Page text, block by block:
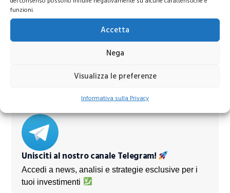
funzioni.
Accetta
Nega
Visualizza le preferenze
Informativa sulla Privacy
Unisciti al nostro canale Telegram!
Accedi a news, analisi e strategie esclusive per i
tuoi investimenti